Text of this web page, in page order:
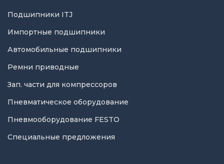
Подшипники ITJ
Импортные подшипники
Автомобильные подшипники
Ремни приводные
Зап. части для компрессоров
Пневматическое оборудование
Пневмооборудование FESTO
Специальные предложения